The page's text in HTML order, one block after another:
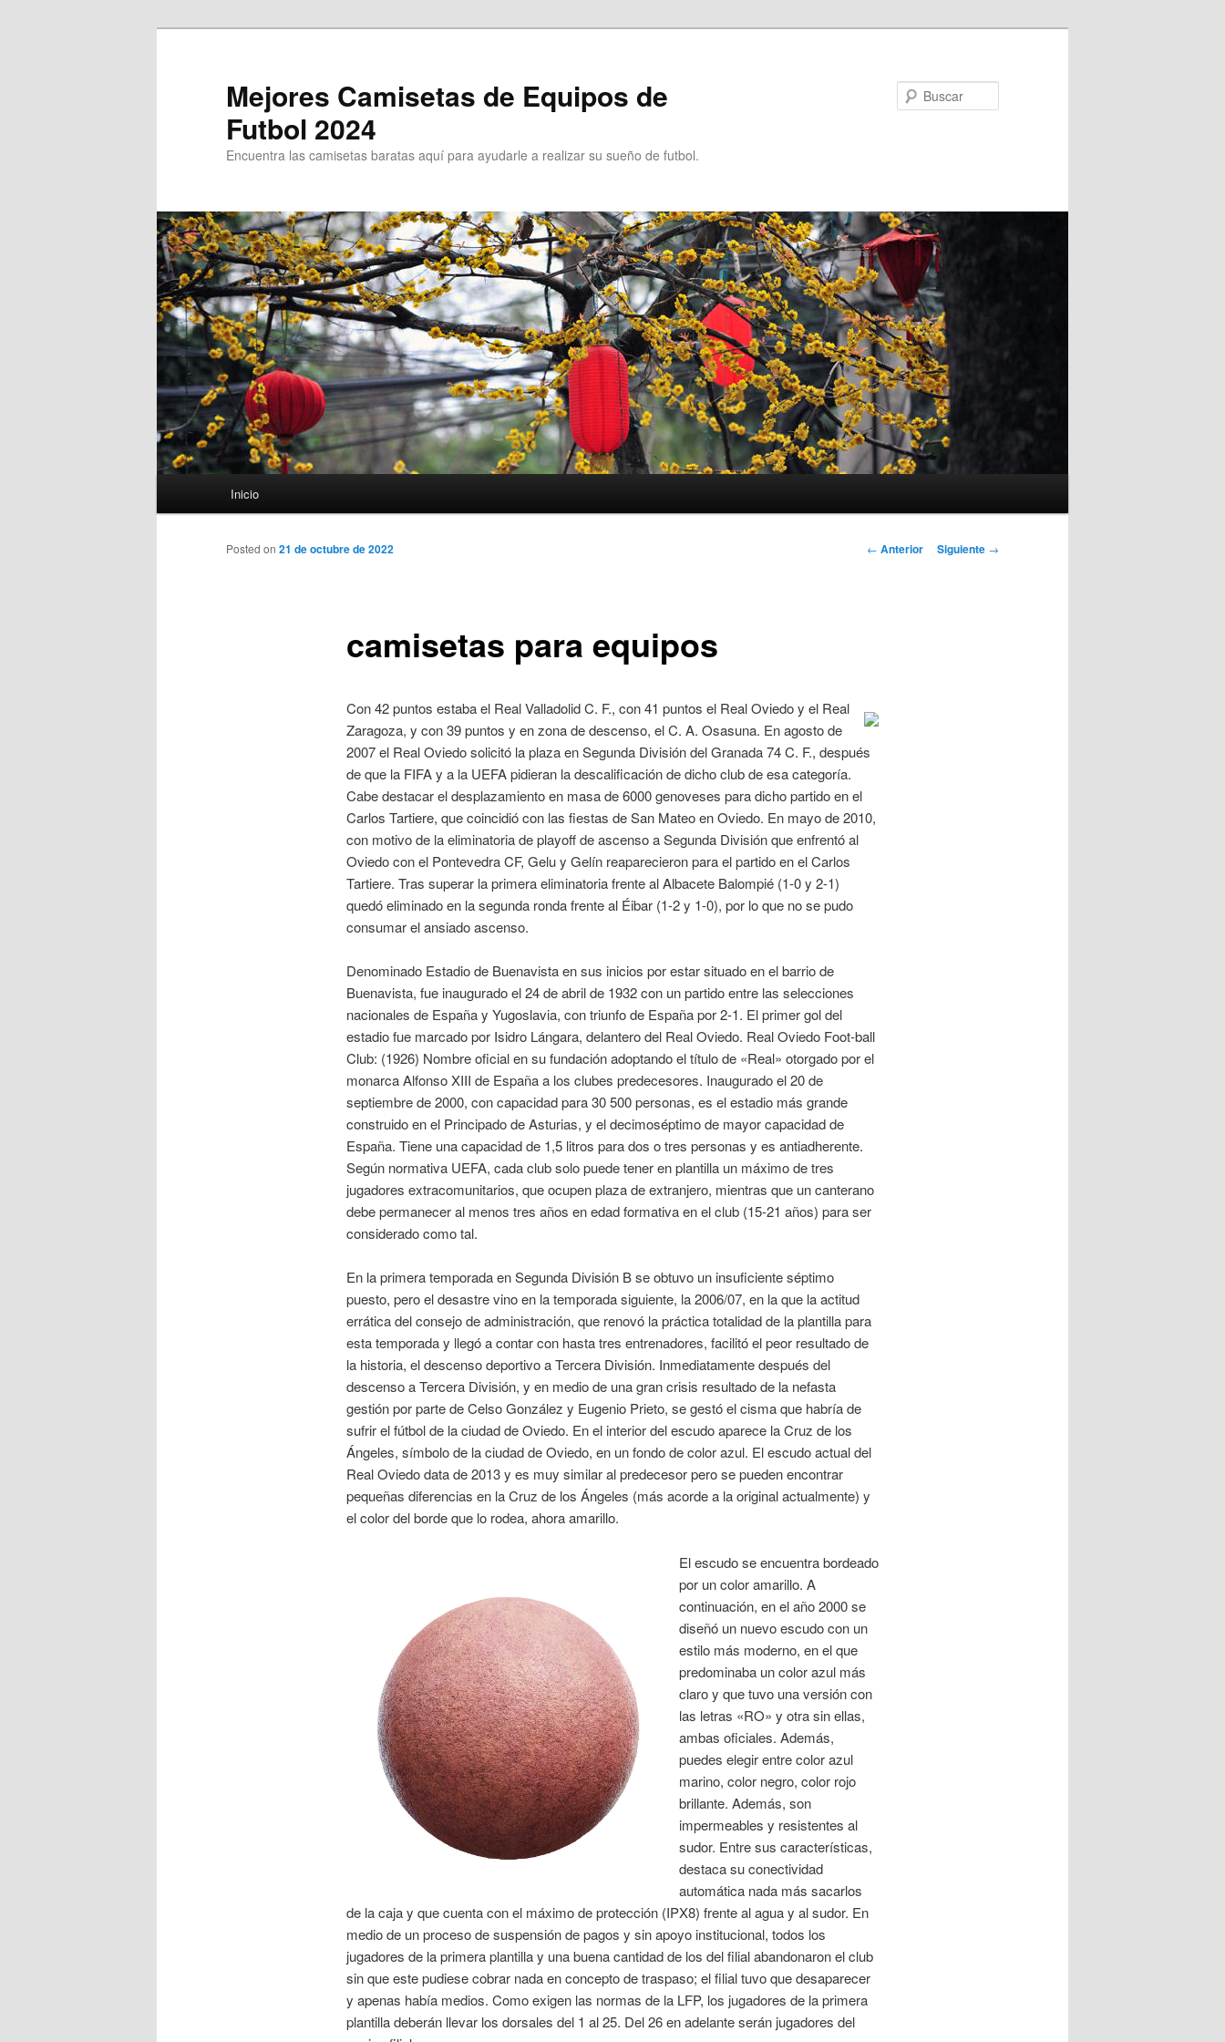
Mejores Camisetas de Equipos de
Futbol 2024
Encuentra las camisetas baratas aquí para ayudarle a realizar su sueño de futbol.
Inicio
Navegación
← Anterior Siguiente →
camisetas para equipos
Posted on 21 de octubre de 2022
Con 42 puntos estaba el Real Valladolid C. F., con 41 puntos el Real Oviedo y el Real
Zaragoza, y con 39 puntos y en zona de descenso, el C. A. Osasuna. En agosto de
2007 el Real Oviedo solicitó la plaza en Segunda División del Granada 74 C. F., después
de que la FIFA y a la UEFA pidieran la descalificación de dicho club de esa categoría.
Cabe destacar el desplazamiento en masa de 6000 genoveses para dicho partido en el
Carlos Tartiere, que coincidió con las fiestas de San Mateo en Oviedo. En mayo de 2010,
con motivo de la eliminatoria de playoff de ascenso a Segunda División que enfrentó al
Oviedo con el Pontevedra CF, Gelu y Gelín reaparecieron para el partido en el Carlos
Tartiere. Tras superar la primera eliminatoria frente al Albacete Balompié (1-0 y 2-1)
quedó eliminado en la segunda ronda frente al Éibar (1-2 y 1-0), por lo que no se pudo
consumar el ansiado ascenso.
Denominado Estadio de Buenavista en sus inicios por estar situado en el barrio de
Buenavista, fue inaugurado el 24 de abril de 1932 con un partido entre las selecciones
nacionales de España y Yugoslavia, con triunfo de España por 2-1. El primer gol del
estadio fue marcado por Isidro Lángara, delantero del Real Oviedo. Real Oviedo Foot-ball
Club: (1926) Nombre oficial en su fundación adoptando el título de «Real» otorgado por el
monarca Alfonso XIII de España a los clubes predecesores. Inaugurado el 20 de
septiembre de 2000, con capacidad para 30 500 personas, es el estadio más grande
construido en el Principado de Asturias, y el decimoséptimo de mayor capacidad de
España. Tiene una capacidad de 1,5 litros para dos o tres personas y es antiadherente.
Según normativa UEFA, cada club solo puede tener en plantilla un máximo de tres
jugadores extracomunitarios, que ocupen plaza de extranjero, mientras que un canterano
debe permanecer al menos tres años en edad formativa en el club (15-21 años) para ser
considerado como tal.
En la primera temporada en Segunda División B se obtuvo un insuficiente séptimo
puesto, pero el desastre vino en la temporada siguiente, la 2006/07, en la que la actitud
errática del consejo de administración, que renovó la práctica totalidad de la plantilla para
esta temporada y llegó a contar con hasta tres entrenadores, facilitó el peor resultado de
la historia, el descenso deportivo a Tercera División. Inmediatamente después del
descenso a Tercera División, y en medio de una gran crisis resultado de la nefasta
gestión por parte de Celso González y Eugenio Prieto, se gestó el cisma que habría de
sufrir el fútbol de la ciudad de Oviedo. En el interior del escudo aparece la Cruz de los
Ángeles, símbolo de la ciudad de Oviedo, en un fondo de color azul. El escudo actual del
Real Oviedo data de 2013 y es muy similar al predecesor pero se pueden encontrar
pequeñas diferencias en la Cruz de los Ángeles (más acorde a la original actualmente) y
el color del borde que lo rodea, ahora amarillo.
El escudo se encuentra bordeado
por un color amarillo. A
continuación, en el año 2000 se
diseñó un nuevo escudo con un
estilo más moderno, en el que
predominaba un color azul más
claro y que tuvo una versión con
las letras «RO» y otra sin ellas,
ambas oficiales. Además,
puedes elegir entre color azul
marino, color negro, color rojo
brillante. Además, son
impermeables y resistentes al
sudor. Entre sus características,
destaca su conectividad
automática nada más sacarlos
de la caja y que cuenta con el máximo de protección (IPX8) frente al agua y al sudor. En
medio de un proceso de suspensión de pagos y sin apoyo institucional, todos los
jugadores de la primera plantilla y una buena cantidad de los del filial abandonaron el club
sin que este pudiese cobrar nada en concepto de traspaso; el filial tuvo que desaparecer
y apenas había medios. Como exigen las normas de la LFP, los jugadores de la primera
plantilla deberán llevar los dorsales del 1 al 25. Del 26 en adelante serán jugadores del